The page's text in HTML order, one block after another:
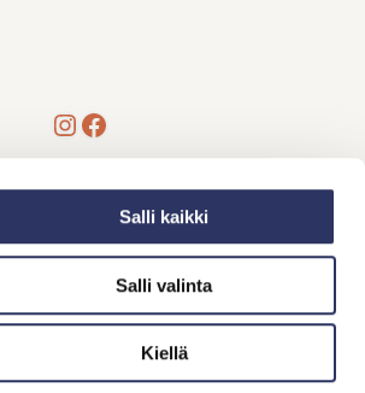
Salli kaikki
Salli valinta
Kiellä
Instagram
Facebook